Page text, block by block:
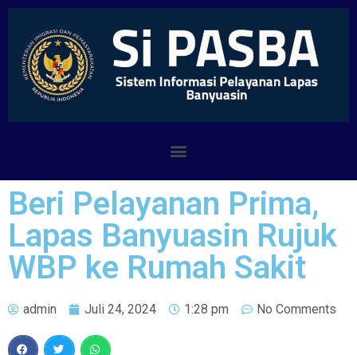
Beri Pelayanan Prima,
Lapas Banyuasin Rujuk
WBP ke Rumah Sakit
admin Juli 24, 2024 1:28 pm No Comments